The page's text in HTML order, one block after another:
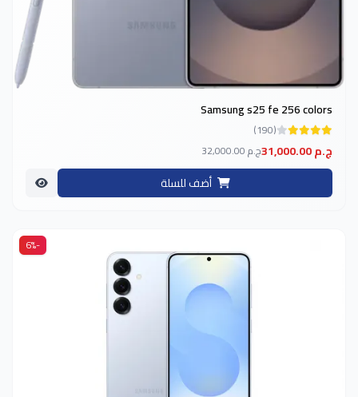
Samsung s25 fe 256 colors
(190)
31,000.00 ج.م 32,000.00 ج.م
أضف للسلة
-6%